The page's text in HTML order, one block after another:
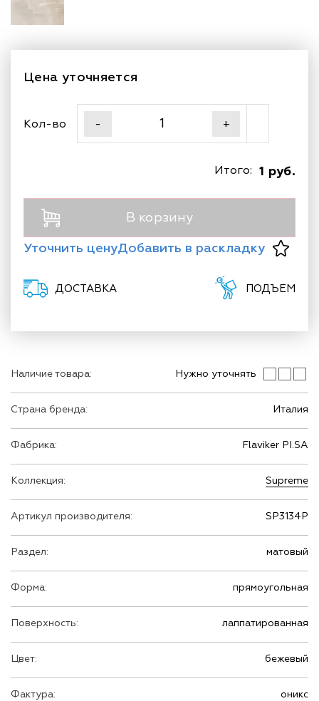
Наличие товара: Нужно уточнять
Страна бренда: Италия
Фабрика: Flaviker PI.SA
Коллекция: Supreme
Артикул производителя: SP3134P
Раздел: матовый
Форма: прямоугольная
Поверхность: лаппатированная
Цвет: бежевый
Фактура: оникс
Цена уточняется
Кол-во - +
1 руб.
Итого:
В корзину
Уточнить ценуДобавить в раскладку
ДОСТАВКА ПОДЪЕМ